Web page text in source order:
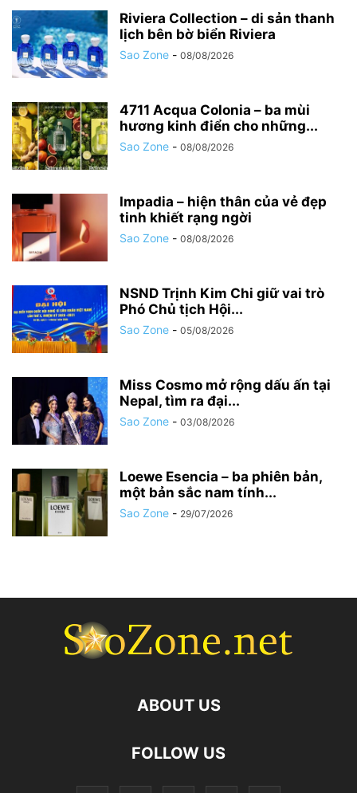
Riviera Collection – di sản thanh
lịch bên bờ biển Riviera
Sao Zone - 08/08/2026
4711 Acqua Colonia – ba mùi
hương kinh điển cho những...
Sao Zone - 08/08/2026
Impadia – hiện thân của vẻ đẹp
tinh khiết rạng ngời
Sao Zone - 08/08/2026
NSND Trịnh Kim Chi giữ vai trò
Phó Chủ tịch Hội...
Sao Zone - 05/08/2026
Miss Cosmo mở rộng dấu ấn tại
Nepal, tìm ra đại...
Sao Zone - 03/08/2026
Loewe Esencia – ba phiên bản,
một bản sắc nam tính...
Sao Zone - 29/07/2026
ABOUT US
FOLLOW US